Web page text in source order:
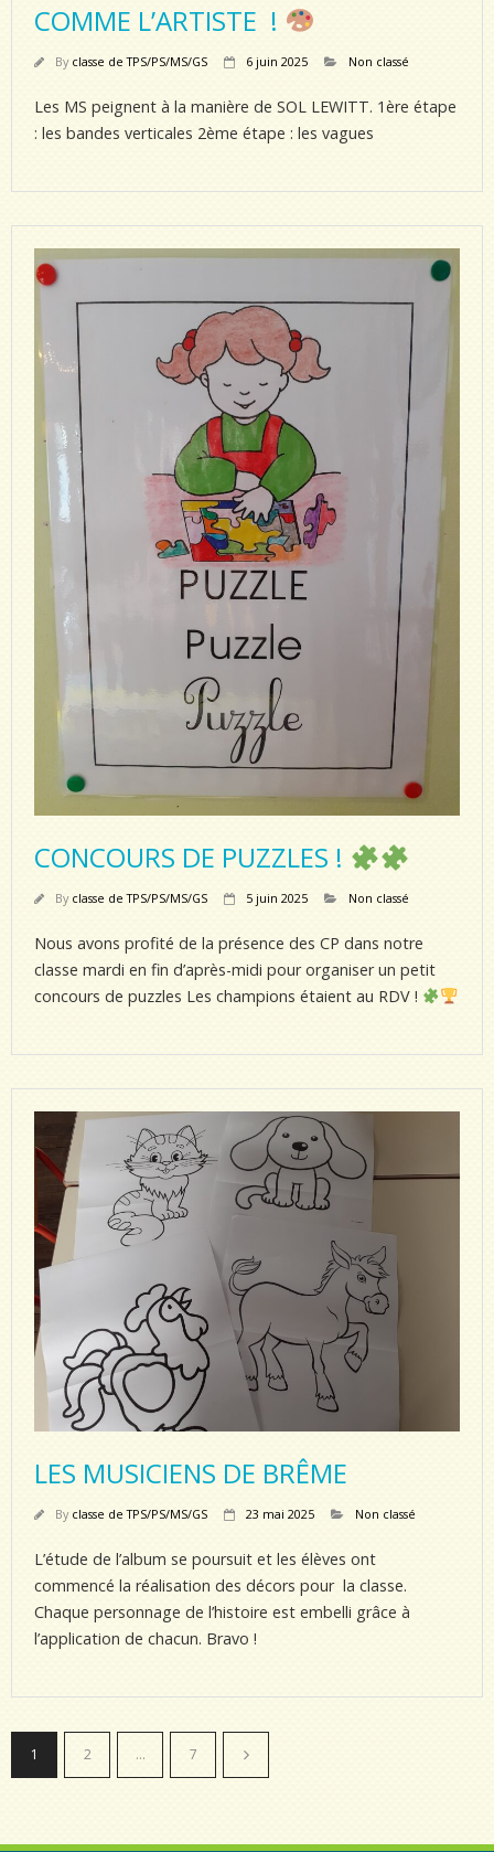
COMME L’ARTISTE !
By classe de TPS/PS/MS/GS 6 juin 2025 Non classé
Les MS peignent à la manière de SOL LEWITT. 1ère étape
: les bandes verticales 2ème étape : les vagues
CONCOURS DE PUZZLES !
By classe de TPS/PS/MS/GS 5 juin 2025 Non classé
Nous avons profité de la présence des CP dans notre
classe mardi en fin d’après-midi pour organiser un petit
concours de puzzles Les champions étaient au RDV !
LES MUSICIENS DE BRÊME
By classe de TPS/PS/MS/GS 23 mai 2025 Non classé
L’étude de l’album se poursuit et les élèves ont
commencé la réalisation des décors pour la classe.
Chaque personnage de l’histoire est embelli grâce à
l’application de chacun. Bravo !
1 2 … 7